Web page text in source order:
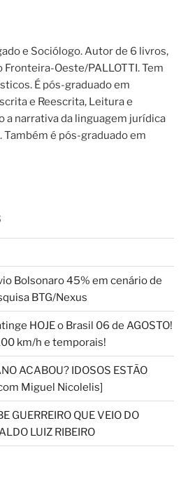
e Sociólogo. Autor de 6 livros,
Oeste/PALLOTTI. Tem
É pós-graduado em
e Reescrita, Leitura e
a narrativa da linguagem jurídica
Também é pós-graduado em
Bolsonaro 45% em cenário de
BTG/Nexus
HOJE o Brasil 06 de AGOSTO!
km/h e temporais!
ACABOU? IDOSOS ESTÃO
Miguel Nicolelis]
GUERREIRO QUE VEIO DO
LUIZ RIBEIRO